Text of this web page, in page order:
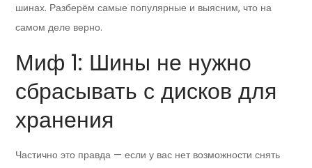
шинах. Разберём самые популярные и выясним, что на
самом деле верно.
Миф 1: Шины не нужно
сбрасывать с дисков для
хранения
Частично это правда — если у вас нет возможности снять